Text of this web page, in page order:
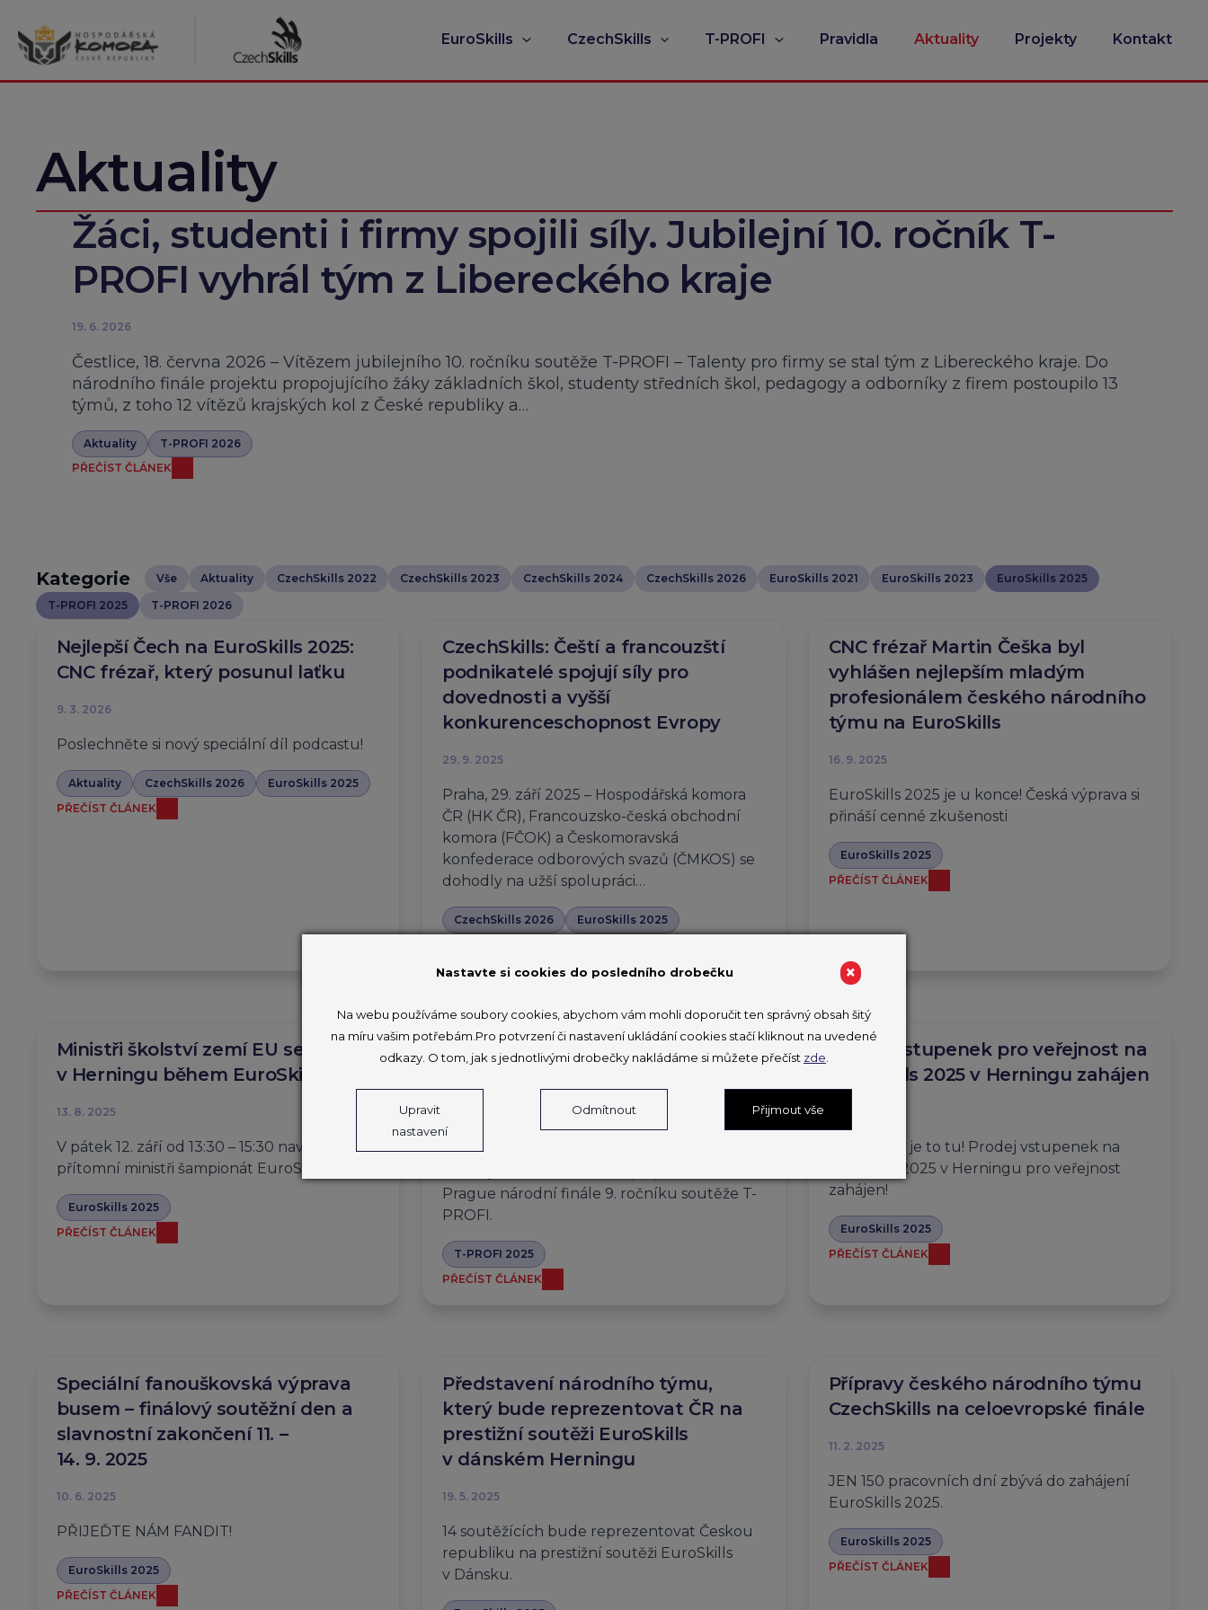
obsah
EuroSkills CzechSkills T-PROFI Pravidla Aktuality Projekty Kontakt
Aktuality
Žáci, studenti i firmy spojili síly. Jubilejní 10. ročník T-
PROFI vyhrál tým z Libereckého kraje
19. 6. 2026
Čestlice, 18. června 2026 – Vítězem jubilejního 10. ročníku soutěže T-PROFI – Talenty pro firmy se stal tým z Libereckého kraje. Do
národního finále projektu propojujícího žáky základních škol, studenty středních škol, pedagogy a odborníky z firem postoupilo 13
týmů, z toho 12 vítězů krajských kol z České republiky a…
Aktuality
T-PROFI 2026
PŘEČÍST ČLÁNEK
Kategorie Vše Aktuality CzechSkills 2022 CzechSkills 2023 CzechSkills 2024 CzechSkills 2026 EuroSkills 2021 EuroSkills 2023
EuroSkills 2025
T-PROFI 2025
T-PROFI 2026
Nejlepší Čech na EuroSkills 2025:
CNC frézař, který posunul laťku
9. 3. 2026
Poslechněte si nový speciální díl podcastu!
Aktuality CzechSkills 2026
EuroSkills 2025
PŘEČÍST ČLÁNEK
CzechSkills: Čeští a francouzští
podnikatelé spojují síly pro
dovednosti a vyšší
konkurenceschopnost Evropy
29. 9. 2025
Praha, 29. září 2025 – Hospodářská komora
ČR (HK ČR), Francouzsko-česká obchodní
komora (FČOK) a Českomoravská
konfederace odborových svazů (ČMKOS) se
dohodly na užší spolupráci…
CzechSkills 2026
EuroSkills 2025
CNC frézař Martin Češka byl
vyhlášen nejlepším mladým
profesionálem českého národního
týmu na EuroSkills
16. 9. 2025
EuroSkills 2025 je u konce! Česká výprava si
přináší cenné zkušenosti
EuroSkills 2025
PŘEČÍST ČLÁNEK
Ministři školství zemí EU se sejdou
v Herningu během EuroSkills 2025
13. 8. 2025
V pátek 12. září od 13:30 – 15:30 navštíví
přítomní ministři šampionát EuroSkills 2025.
EuroSkills 2025
PŘEČÍST ČLÁNEK
Od Merkuru k inovacím: T-PROFI
technickým talentům
18. 6. 2025
Prague národní finále 9. ročníku soutěže T-
PROFI.
T-PROFI 2025
PŘEČÍST ČLÁNEK
Prodej vstupenek pro veřejnost na
EuroSkills 2025 v Herningu zahájen
FANOUŠCI je to tu! Prodej vstupenek na
EuroSkills2025 v Herningu pro veřejnost
zahájen!
EuroSkills 2025
PŘEČÍST ČLÁNEK
Speciální fanouškovská výprava
busem – finálový soutěžní den a
slavnostní zakončení 11. –
14. 9. 2025
10. 6. 2025
PŘIJEĎTE NÁM FANDIT!
EuroSkills 2025
PŘEČÍST ČLÁNEK
Představení národního týmu,
který bude reprezentovat ČR na
prestižní soutěži EuroSkills
v dánském Herningu
19. 5. 2025
14 soutěžících bude reprezentovat Českou
republiku na prestižní soutěži EuroSkills
v Dánsku.
Přípravy českého národního týmu
CzechSkills na celoevropské finále
11. 2. 2025
JEN 150 pracovních dní zbývá do zahájení
EuroSkills 2025.
EuroSkills 2025
PŘEČÍST ČLÁNEK
×
Nastavte si cookies do posledního drobečku
Na webu používáme soubory cookies, abychom vám mohli doporučit ten správný obsah šitý
na míru vašim potřebám.Pro potvrzení či nastavení ukládání cookies stačí kliknout na uvedené
odkazy. O tom, jak s jednotlivými drobečky nakládáme si můžete přečíst zde
Upravit
nastavení
Odmítnout Přijmout vše